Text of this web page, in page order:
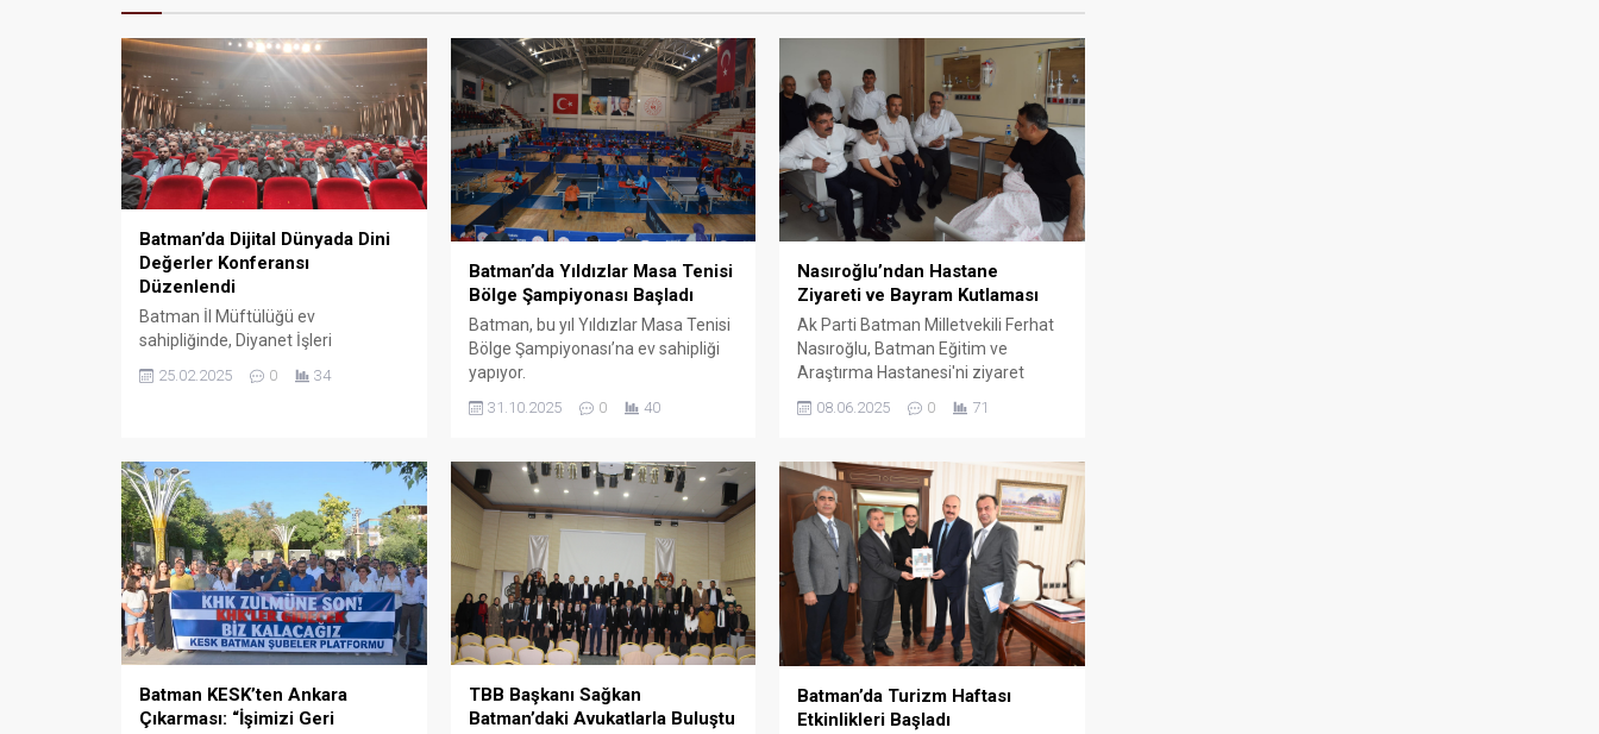
Batman’da Dijital Dünyada Dini
Değerler Konferansı
Düzenlendi
Batman İl Müftülüğü ev
sahipliğinde, Diyanet İşleri
Başkanlığı’nın “Merkez ve Taşra
Buluşmaları” kapsamında “Dijital
25.02.2025 0 34
Batman’da Yıldızlar Masa Tenisi
Bölge Şampiyonası Başladı
Batman, bu yıl Yıldızlar Masa Tenisi
Bölge Şampiyonası’na ev sahipliği
yapıyor.
31.10.2025 0 40
Nasıroğlu’ndan Hastane
Ziyareti ve Bayram Kutlaması
Ak Parti Batman Milletvekili Ferhat
Nasıroğlu, Batman Eğitim ve
Araştırma Hastanesi'ni ziyaret
hasta yakınlarıyla bir araya geldi.
08.06.2025 0 71
Batman KESK’ten Ankara
Çıkarması: “İşimizi Geri
TBB Başkanı Sağkan
Batman’daki Avukatlarla Buluştu
Batman’da Turizm Haftası
Etkinlikleri Başladı